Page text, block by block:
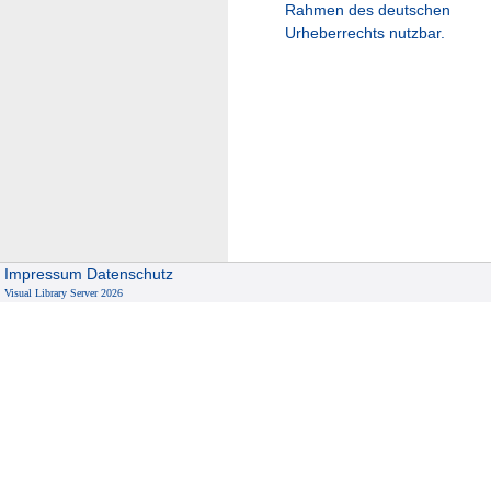
Rahmen des deutschen
Urheberrechts nutzbar.
Impressum Datenschutz
Visual Library Server 2026